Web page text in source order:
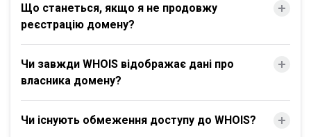
Що станеться, якщо я не продовжу
реєстрацію домену?
Чи завжди WHOIS відображає дані про
власника домену?
Чи існують обмеження доступу до WHOIS?